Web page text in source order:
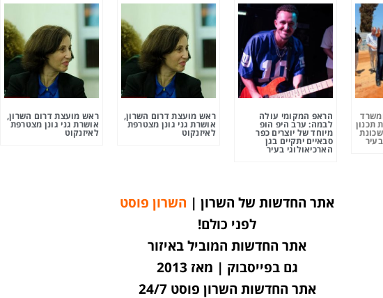
תכנון
הראפ המקומי עולה
לבמה: ערב היפ הופ
מיוחד של יוצרים כפר
סבאיים יתקיים בגן
הארכיאולוגי בעיר
ראש מועצת דרום השרון,
אושרת גני גונן מצטרפת
לאיזנקוט
ראש מועצת דרום השרון,
אושרת גני גונן מצטרפת
לאיזנקוט
אתר החדשות של השרון | השרון פוסט
לפני כולם!
אתר החדשות המוביל באיזור
גם בפייסבוק | מאז 2013
אתר החדשות השרון פוסט 24/7